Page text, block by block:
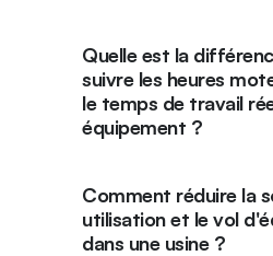
Quelle est la
suivre les heures
le temps de travail
équipement ?
Comment réduire la
utilisation et le vol
dans une usine ?